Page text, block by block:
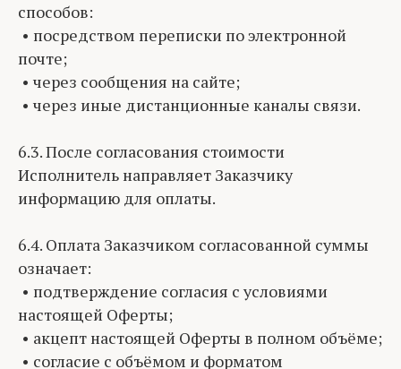
способов:
• посредством переписки по электронной
почте;
• через сообщения на сайте;
• через иные дистанционные каналы связи.
6.3. После согласования стоимости
Исполнитель направляет Заказчику
информацию для оплаты.
6.4. Оплата Заказчиком согласованной суммы
означает:
• подтверждение согласия с условиями
настоящей Оферты;
• акцепт настоящей Оферты в полном объёме;
• согласие с объёмом и форматом